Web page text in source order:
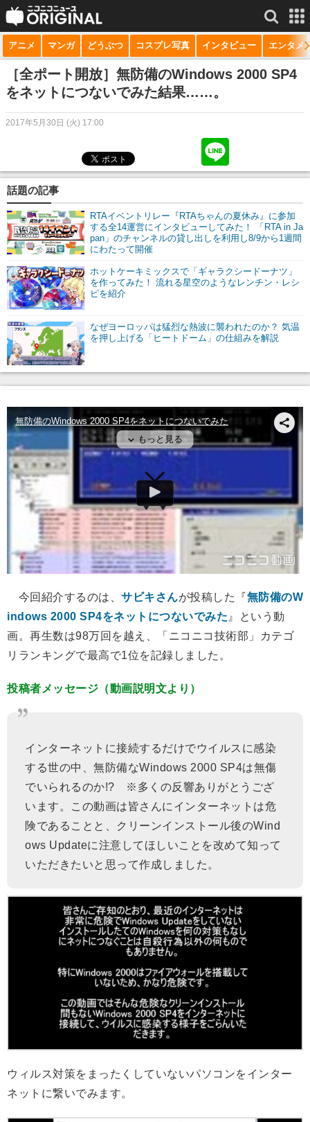
サービス一覧 もっと見る
niconico
動画
生放送
チャンネル
マンガ
ニコニコQ
アニメ マンガ どうぶつ コスプレ写真 インタビュー エンタメ
［全ポート開放］無防備のWindows 2000 SP4
をネットにつないでみた結果……。
2017年5月30日 (火) 17:00
話題の記事
RTAイベントリレー『RTAちゃんの夏休み』に参加
する全14運営にインタビューしてみた！ 「RTA in Ja
pan」のチャンネルの貸し出しを利用し8/9から1週間
にわたって開催
ホットケーキミックスで「ギャラクシードーナツ」
を作ってみた！ 流れる星空のようなレンチン・レシ
ピを紹介
なぜヨーロッパは猛烈な熱波に襲われたのか？ 気温
を押し上げる「ヒートドーム」の仕組みを解説
今回紹介するのは、 サビキさんが投稿した『無防備のW
indows 2000 SP4をネットにつないでみた 』という動
画。再生数は98万回を越え、「ニコニコ技術部」カテゴ
リランキングで最高で1位を記録しました。
投稿者メッセージ（動画説明文より）
インターネットに接続するだけでウイルスに感染
する世の中、無防備なWindows 2000 SP4は無傷
でいられるのか!? ※多くの反響ありがとうござ
います。この動画は皆さんにインターネットは危
険であることと、クリーンインストール後のWind
ows Updateに注意してほしいことを改めて知って
いただきたいと思って作成しました。
ウィルス対策をまったくしていないパソコンをインター
ネットに繋いでみます。